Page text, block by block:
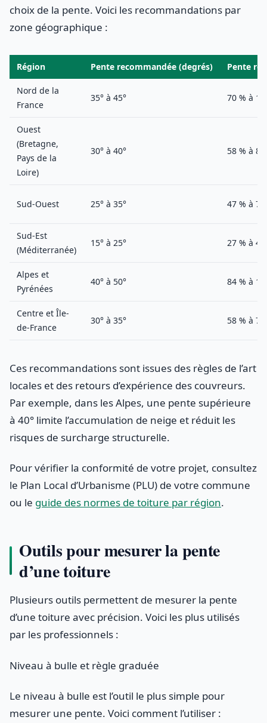
choix de la pente. Voici les recommandations par
zone géographique :
Région Pente recommandée (degrés) Pente
Nord de la
France
35° à 45° 70 % à
Ouest
(Bretagne,
Pays de la
Loire)
30° à 40° 58 % à 84
Sud-Ouest 25° à 35° 47 % à 70
Sud-Est
(Méditerranée)
15° à 25° 27 % à 47
Alpes et
Pyrénées
40° à 50° 84 % à
Centre et Île-
de-France
30° à 35° 58 % à 70
Ces recommandations sont issues des règles de l’art
locales et des retours d’expérience des couvreurs.
Par exemple, dans les Alpes, une pente supérieure
à 40° limite l’accumulation de neige et réduit les
risques de surcharge structurelle.
Pour vérifier la conformité de votre projet, consultez
le Plan Local d’Urbanisme (PLU) de votre commune
ou le guide des normes de toiture par région.
Outils pour mesurer la pente
d’une toiture
Plusieurs outils permettent de mesurer la pente
d’une toiture avec précision. Voici les plus utilisés
par les professionnels :
Niveau à bulle et règle graduée
Le niveau à bulle est l’outil le plus simple pour
mesurer une pente. Voici comment l’utiliser :